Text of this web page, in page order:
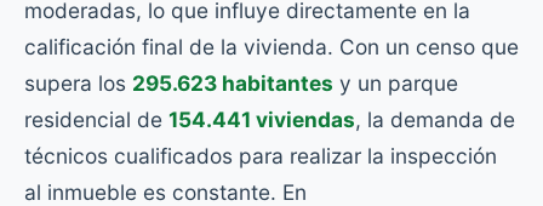
moderadas, lo que influye directamente en la
calificación final de la vivienda. Con un censo que
supera los 295.623 habitantes y un parque
residencial de 154.441 viviendas, la demanda de
técnicos cualificados para realizar la inspección
al inmueble es constante. En